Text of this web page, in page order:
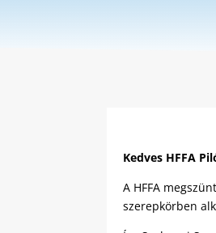
Kedves HFFA
A HFFA
szerepkörben